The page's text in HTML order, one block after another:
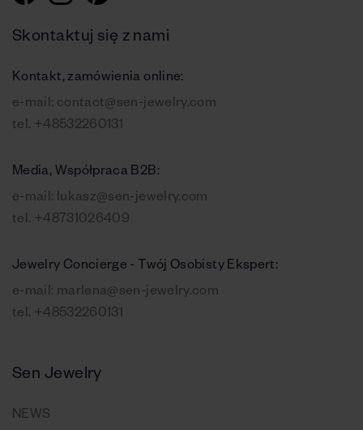
Skontaktuj się z nami
Kontakt, zamówienia online:
e-mail: contact@sen-jewelry.com
tel. +48532260131
Media, Współpraca B2B:
e-mail: lukasz@sen-jewelry.com
tel. +48731026409
Jewelry Concierge - Twój Osobisty Ekspert:
e-mail: marlena@sen-jewelry.com
tel. +48532260131
Sen Jewelry
NEWS